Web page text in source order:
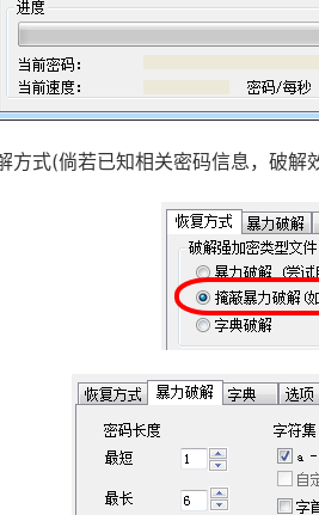
方式(倘若已知相关密码信息，破解